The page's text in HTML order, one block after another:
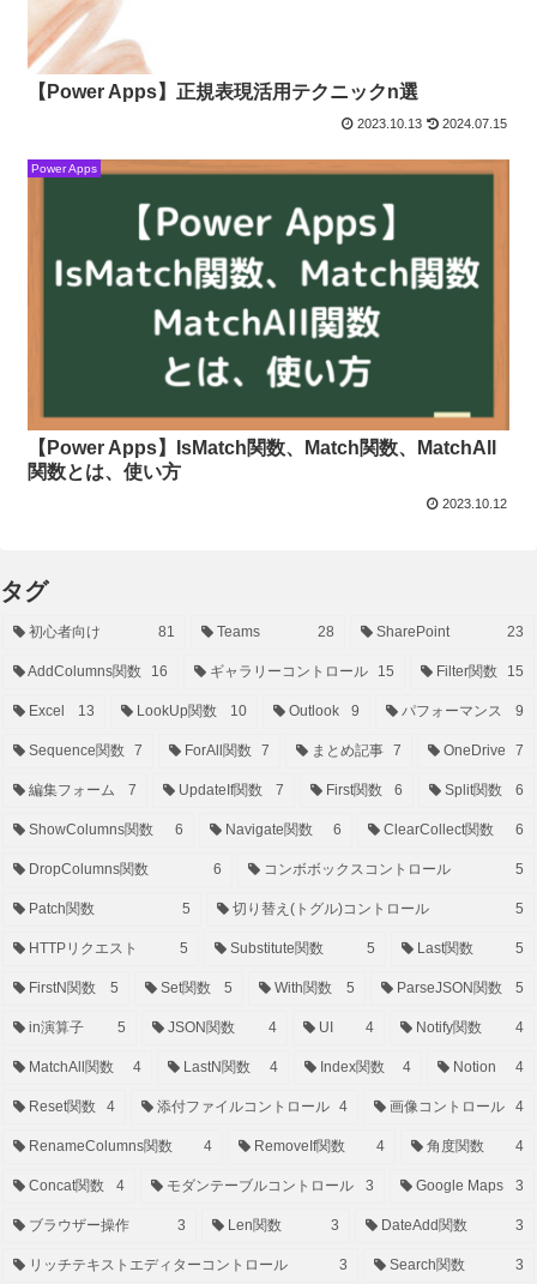
【Power Apps】正規表現活用テクニックn選
2023.10.13 2024.07.15
Power Apps
【Power Apps】IsMatch関数、Match関数、MatchAll
関数とは、使い方
2023.10.12
タグ
初心者向け 81 Teams 28 SharePoint 23
AddColumns関数 16 ギャラリーコントロール 15 Filter関数 15
Excel 13 LookUp関数 10 Outlook 9 パフォーマンス 9
Sequence関数 7 ForAll関数 7 まとめ記事 7 OneDrive 7
編集フォーム 7 UpdateIf関数 7 First関数 6 Split関数 6
ShowColumns関数 6 Navigate関数 6 ClearCollect関数 6
DropColumns関数 6 コンボボックスコントロール 5
Patch関数 5 切り替え(トグル)コントロール 5
HTTPリクエスト 5 Substitute関数 5 Last関数 5
FirstN関数 5 Set関数 5 With関数 5 ParseJSON関数 5
in演算子 5 JSON関数 4 UI 4 Notify関数 4
MatchAll関数 4 LastN関数 4 Index関数 4 Notion 4
Reset関数 4 添付ファイルコントロール 4 画像コントロール 4
RenameColumns関数 4 RemoveIf関数 4 角度関数 4
Concat関数 4 モダンテーブルコントロール 3 Google Maps 3
ブラウザー操作 3 Len関数 3 DateAdd関数 3
リッチテキストエディターコントロール 3 Search関数 3